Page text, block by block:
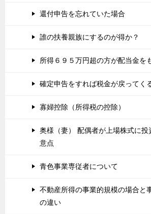
還付申告を忘れていた場合
誰の扶養親族にするのが得か？
所得６９５万円超の方が配当金を
確定申告をすれば税金が戻ってく
寡婦控除（所得税の控除）
奥様（妻） 配偶者が上場株式に投
意点
青色事業専従者について
不動産所得の事業的規模の場合と
の違い